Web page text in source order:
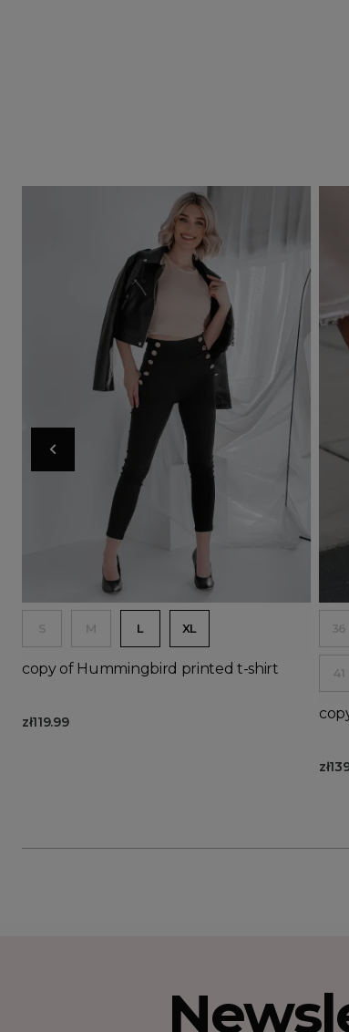
S M L XL
copy of Hummingbird printed t-shirt
zł119.99
36
41